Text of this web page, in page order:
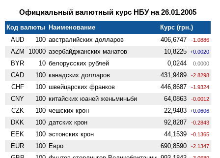
Официальный валютный курс НБУ на 26.01.2005
Код валюты Наименование
Курс (грн.)
AUD
100 австралийских долларов 406,6747 -1.0886
AZM 10000 азербайджанских манатов 10,8225 +0.0020
BYR 10 белорусских рублей 0,0244 0.0000
CAD 100 канадских долларов 431,9489 -2.8298
CHF 100 швейцарских франков 446,8687 -1.9324
CNY 100 китайских юаней женьминьби 64,0863 -0.0012
CZK 100 чешских крон 22,9483 +0.0606
DKK 100 датских крон 92,8287 -0.2843
EEK 100 эстонских крон 44,1539 -0.1365
EUR 100 Евро 690,8590 -2.1347